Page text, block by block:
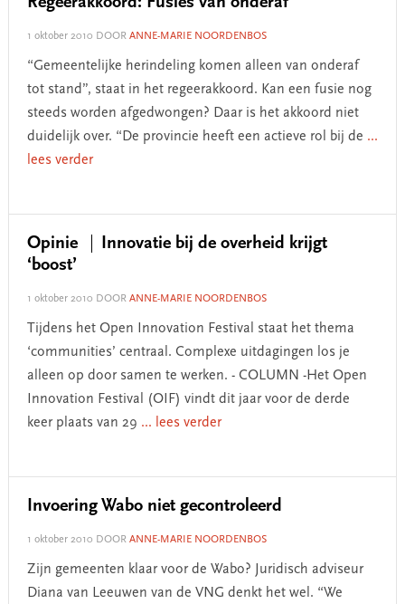
1 oktober 2010 DOOR ANNE-MARIE NOORDENBOS
“Gemeentelijke herindeling komen alleen van onderaf
tot stand”, staat in het regeerakkoord. Kan een fusie nog
steeds worden afgedwongen? Daar is het akkoord niet
duidelijk over. “De provincie heeft een actieve rol bij de ...
lees verder
Opinie
Innovatie bij de overheid krijgt
‘boost’
1 oktober 2010 DOOR ANNE-MARIE NOORDENBOS
Tijdens het Open Innovation Festival staat het thema
‘communities’ centraal. Complexe uitdagingen los je
alleen op door samen te werken. - COLUMN -Het Open
Innovation Festival (OIF) vindt dit jaar voor de derde
keer plaats van 29 ... lees verder
Invoering Wabo niet gecontroleerd
1 oktober 2010 DOOR ANNE-MARIE NOORDENBOS
Zijn gemeenten klaar voor de Wabo? Juridisch adviseur
Diana van Leeuwen van de VNG denkt het wel. “We